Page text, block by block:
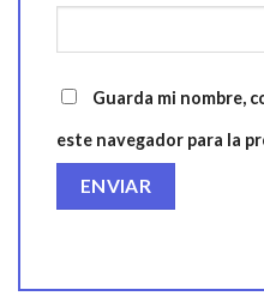
Guarda mi nombre,
este navegador para la